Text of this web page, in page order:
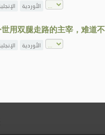
الأوردية
用双腿走路的主宰，难道
الأوردية